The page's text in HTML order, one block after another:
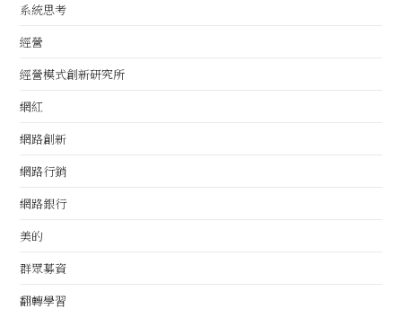
系統思考
經營
經營模式創新研究所
網紅
網路創新
網路行銷
網路銀行
美的
群眾募資
翻轉學習